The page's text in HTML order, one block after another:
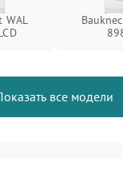
WAL
все модели